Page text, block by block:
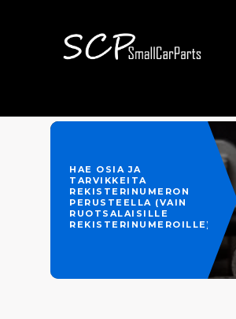
HAE OSIA JA
TARVIKKEITA
REKISTERINUMERON
PERUSTEELLA (VAIN
RUOTSALAISILLE
REKISTERINUMEROILLE)